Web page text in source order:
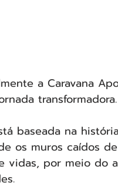
a Caravana
transformadora.
baseada na
os muros caídos
vidas, por meio do